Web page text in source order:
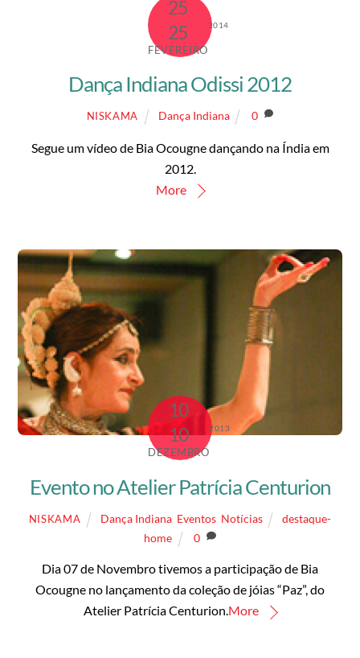
25
25
FEVEREIRO
2014
Dança Indiana Odissi 2012
NISKAMA Dança Indiana 0
Segue um vídeo de Bia Ocougne dançando na Índia em
2012.
More
10
10
DEZEMBRO
2013
Evento no Atelier Patrícia Centurion
NISKAMA Dança Indiana, Eventos, Notícias
destaque-
home
0
Dia 07 de Novembro tivemos a participação de Bia
Ocougne no lançamento da coleção de jóias “Paz”, do
Atelier Patrícia Centurion.More